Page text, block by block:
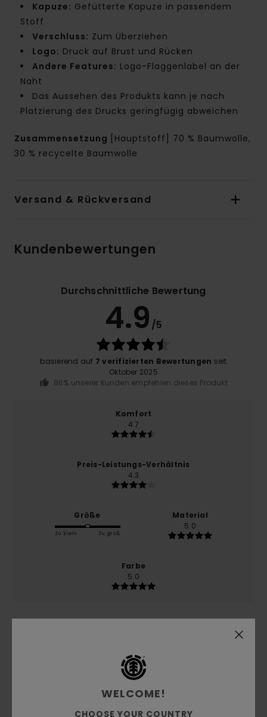
Kapuze: Gefütterte Kapuze in passendem
Stoff
Verschluss: Zum Überziehen
Logo: Druck auf Brust und Rücken
Andere Features: Logo-Flaggenlabel an der
Naht
Das Aussehen des Produkts kann je nach
Platzierung des Drucks geringfügig abweichen
Zusammensetzung
[Hauptstoff] 70 % Baumwolle,
30 % recycelte Baumwolle
Versand & Rückversand
Kundenbewertungen
Durchschnittliche Bewertung
4.9 /5
basierend auf 7 verifizierten Bewertungen seit
Oktober 2025
86% unserer Kunden empfehlen dieses Produkt
Komfort
4.7
Preis-Leistungs-Verhältnis
4.3
Größe
Zu klein Zu groß
Material
5.0
Farbe
5.0
WELCOME!
CHOOSE YOUR COUNTRY